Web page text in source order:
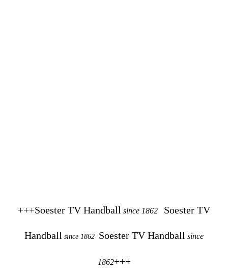
+++Soester TV Handball since 1862 Soester TV
Handball since 1862 Soester TV Handball since
1862+++